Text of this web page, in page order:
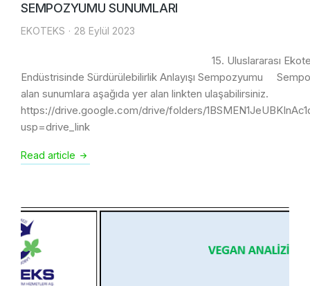
SEMPOZYUMU SUNUMLARI
EKOTEKS 28 Eylül 2023
15. Uluslararası Ekoteks
Endüstrisinde Sürdürülebilirlik Anlayışı Sempozyumu
alan sunumlara aşağıda yer alan linkten ulaşabilirsiniz.
https://drive.google.com/drive/folders/
usp=drive_link
Read article